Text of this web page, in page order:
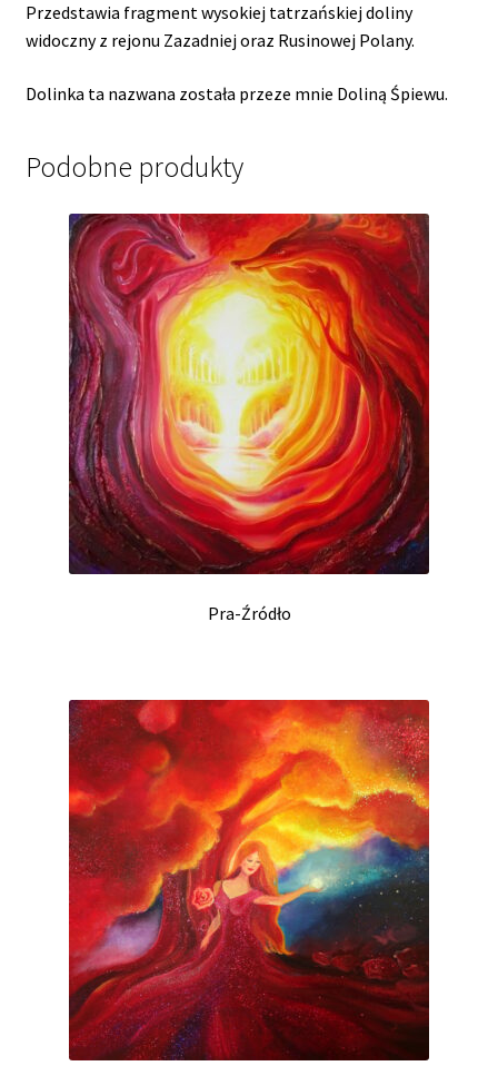
Przedstawia fragment wysokiej tatrzańskiej doliny
widoczny z rejonu Zazadniej oraz Rusinowej Polany.
Dolinka ta nazwana została przeze mnie Doliną Śpiewu.
Podobne produkty
Pra-Źródło